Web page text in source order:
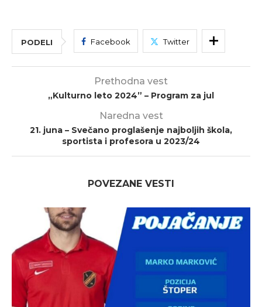
PODELI Facebook Twitter
Prethodna vest
„Kulturno leto 2024” – Program za jul
Naredna vest
21. juna – Svečano proglašenje najboljih škola,
sportista i profesora u 2023/24
POVEZANE VESTI